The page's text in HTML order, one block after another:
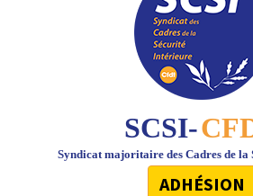
SCSI-
Syndicat majoritaire des Cadres de la
ADHÉSION